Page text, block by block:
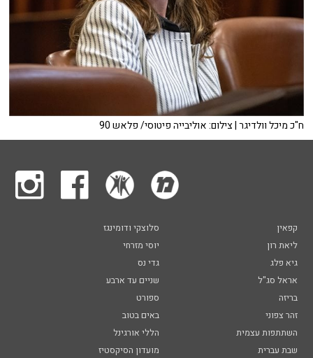
ח"כ מיכל וולדיגר | צילום: אוליבייה פיטוסי/ פלאש 90
קפאין
סלוצקי ודומינגז
ליאת רון
יוסי מזרחי
גיא פלג
גדי נס
אראל סג"ל
שניים עד ארבע
בריזה
ספורט
זהר צפוני
באים בטוב
השתתפות עצמית
הללי אורגינל
שבת עברית
מועדון הסיקסטיז